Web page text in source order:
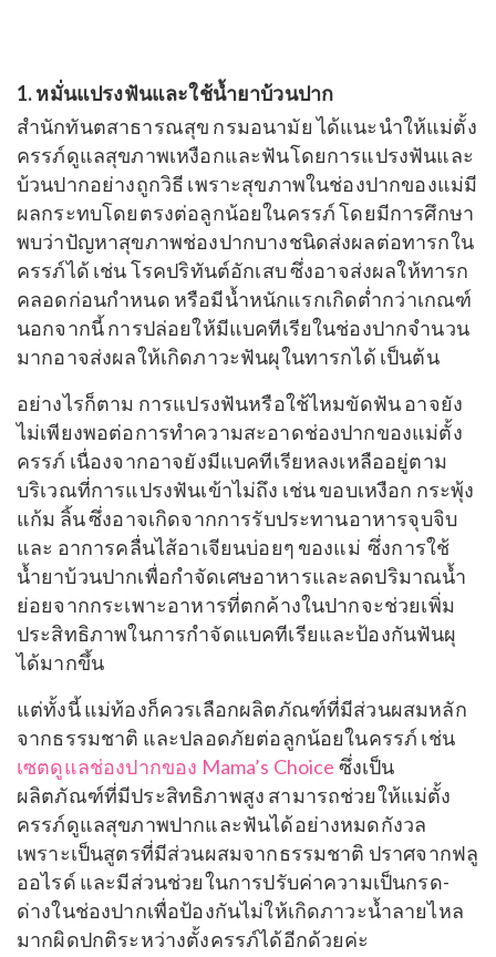
1. หมั่นแปรงฟันและใช้น้ำยาบ้วนปาก
สำนักทันตสาธารณสุข กรมอนามัยได้แนะนำให้แม่ตั้ง
ครรภ์ดูแลสุขภาพเหงือกและฟันโดยการแปรงฟันและ
บ้วนปากอย่างถูกวิธี เพราะสุขภาพในช่องปากของแม่มี
ผลกระทบโดยตรงต่อลูกน้อยในครรภ์ โดยมีการศึกษา
พบว่าปัญหาสุขภาพช่องปากบางชนิดส่งผลต่อทารกใน
ครรภ์ได้ เช่น โรคปริทันต์อักเสบ ซึ่งอาจส่งผลให้ทารก
คลอดก่อนกำหนด หรือมีน้ำหนักแรกเกิดต่ำกว่าเกณฑ์
นอกจากนี้ การปล่อยให้มีแบคทีเรียในช่องปากจำนวน
มากอาจส่งผลให้เกิดภาวะฟันผุในทารกได้ เป็นต้น
อย่างไรก็ตาม การแปรงฟันหรือใช้ไหมขัดฟัน อาจยัง
ไม่เพียงพอต่อการทำความสะอาดช่องปากของแม่ตั้ง
ครรภ์ เนื่องจากอาจยังมีแบคทีเรียหลงเหลืออยู่ตาม
บริเวณที่การแปรงฟันเข้าไม่ถึง เช่น ขอบเหงือก กระพุ้ง
แก้ม ลิ้น ซึ่งอาจเกิดจากการรับประทานอาหารจุบจิบ
และ อาการคลื่นไส้อาเจียนบ่อยๆ ของแม่ ซึ่งการใช้
น้ำยาบ้วนปากเพื่อกำจัดเศษอาหารและลดปริมาณน้ำ
ย่อยจากกระเพาะอาหารที่ตกค้างในปากจะช่วยเพิ่ม
ประสิทธิภาพในการกำจัดแบคทีเรียและป้องกันฟันผุ
ได้มากขึ้น
แต่ทั้งนี้ แม่ท้องก็ควรเลือกผลิตภัณฑ์ที่มีส่วนผสมหลัก
จากธรรมชาติ และปลอดภัยต่อลูกน้อยในครรภ์ เช่น
เซตดูแลช่องปากของ Mama’s Choice ซึ่งเป็น
ผลิตภัณฑ์ที่มีประสิทธิภาพสูง สามารถช่วยให้แม่ตั้ง
ครรภ์ดูแลสุขภาพปากและฟันได้อย่างหมดกังวล
เพราะเป็นสูตรที่มีส่วนผสมจากธรรมชาติ ปราศจากฟลู
ออไรด์ และมีส่วนช่วยในการปรับค่าความเป็นกรด-
ด่างในช่องปากเพื่อป้องกันไม่ให้เกิดภาวะน้ำลายไหล
มากผิดปกติระหว่างตั้งครรภ์ได้อีกด้วยค่ะ